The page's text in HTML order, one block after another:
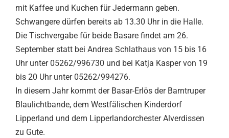
mit Kaffee und Kuchen für Jedermann geben.
Schwangere dürfen bereits ab 13.30 Uhr in die Halle.
Die Tischvergabe für beide Basare findet am 26.
September statt bei Andrea Schlathaus von 15 bis 16
Uhr unter 05262/996730 und bei Katja Kasper von 19
bis 20 Uhr unter 05262/994276.
In diesem Jahr kommt der Basar-Erlös der Barntruper
Blaulichtbande, dem Westfälischen Kinderdorf
Lipperland und dem Lipperlandorchester Alverdissen
zu Gute.